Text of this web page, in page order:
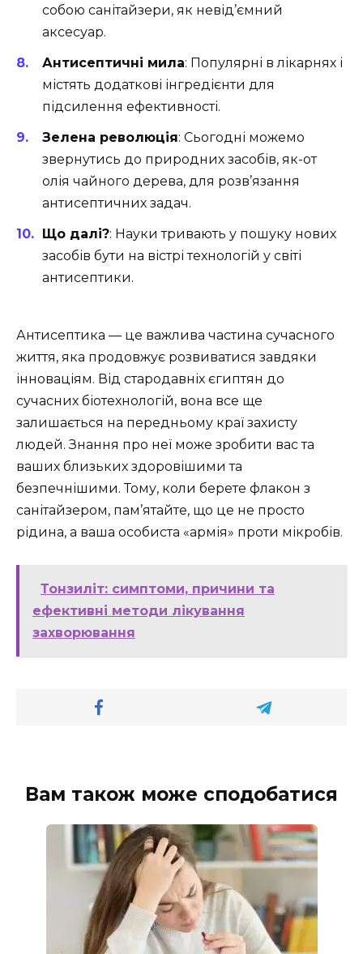
собою санітайзери, як невід’ємний
аксесуар.
Антисептичні мила: Популярні в лікарнях і
містять додаткові інгредієнти для
підсилення ефективності.
Зелена революція: Сьогодні можемо
звернутись до природних засобів, як-от
олія чайного дерева, для розв’язання
антисептичних задач.
Що далі?: Науки тривають у пошуку нових
засобів бути на вістрі технологій у світі
антисептики.
Антисептика — це важлива частина сучасного
життя, яка продовжує розвиватися завдяки
інноваціям. Від стародавніх єгиптян до
сучасних біотехнологій, вона все ще
залишається на передньому краї захисту
людей. Знання про неї може зробити вас та
ваших близьких здоровішими та
безпечнішими. Тому, коли берете флакон з
санітайзером, пам’ятайте, що це не просто
рідина, а ваша особиста «армія» проти мікробів.
Тонзиліт: симптоми, причини та
ефективні методи лікування
захворювання
Вам також може сподобатися